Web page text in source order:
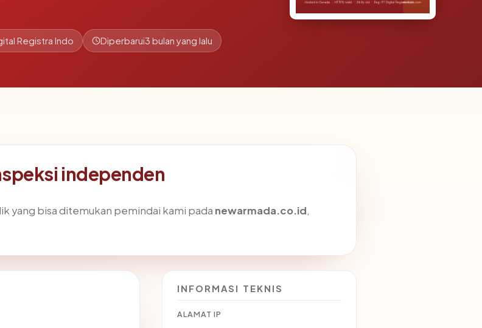
Registra Indo Diperbarui3 bulan yang lalu
independen
yang bisa ditemukan pemindai kami pada newarmada.co.id,
INFORMASI TEKNIS
ALAMAT IP